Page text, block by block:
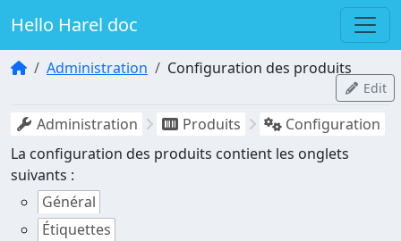
Hello Harel doc
Administration Configuration des produits
Edit
Administration Produits
Configuration
La configuration des produits contient les onglets
suivants :
Général
Étiquettes